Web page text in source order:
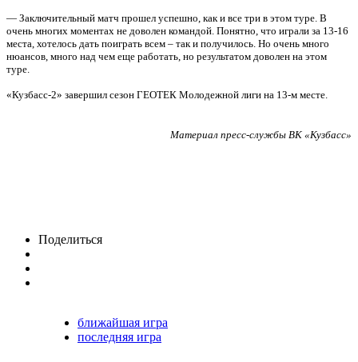
— Заключительный матч прошел успешно, как и все три в этом туре. В
очень многих моментах не доволен командой. Понятно, что играли за 13-16
места, хотелось дать поиграть всем – так и получилось. Но очень много
нюансов, много над чем еще работать, но результатом доволен на этом
туре.
«Кузбасс-2» завершил сезон ГЕОТЕК Молодежной лиги на 13-м месте.
Материал пресс-службы ВК «Кузбасс»
Поделиться
ближайшая игра
последняя игра